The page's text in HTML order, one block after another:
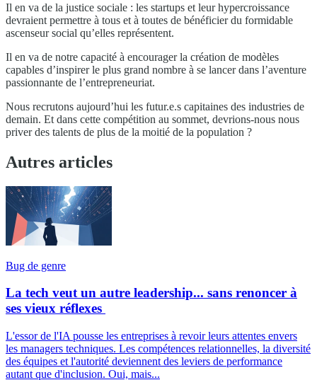
Il en va de la justice sociale : les startups et leur hypercroissance
devraient permettre à tous et à toutes de bénéficier du formidable
ascenseur social qu’elles représentent.
Il en va de notre capacité à encourager la création de modèles
capables d’inspirer le plus grand nombre à se lancer dans l’aventure
passionnante de l’entrepreneuriat.
Nous recrutons aujourd’hui les futur.e.s capitaines des industries de
demain. Et dans cette compétition au sommet, devrions-nous nous
priver des talents de plus de la moitié de la population ?
Autres articles
Bug de genre
La tech veut un autre leadership... sans renoncer à
ses vieux réflexes
L'essor de l'IA pousse les entreprises à revoir leurs attentes envers
les managers techniques. Les compétences relationnelles, la diversité
des équipes et l'autorité deviennent des leviers de performance
autant que d'inclusion. Oui, mais...